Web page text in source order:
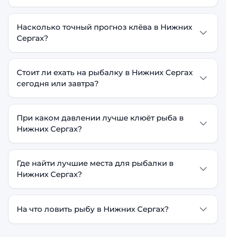
Насколько точный прогноз клёва в Нижних
Сергах?
Стоит ли ехать на рыбалку в Нижних Сергах
сегодня или завтра?
При каком давлении лучше клюёт рыба в
Нижних Сергах?
Где найти лучшие места для рыбалки в
Нижних Сергах?
На что ловить рыбу в Нижних Сергах?